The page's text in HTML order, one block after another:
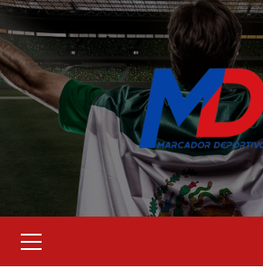
Saltar
al
contenido
principal